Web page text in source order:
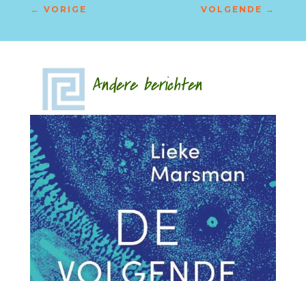
← VORIGE VOLGENDE →
Andere berichten